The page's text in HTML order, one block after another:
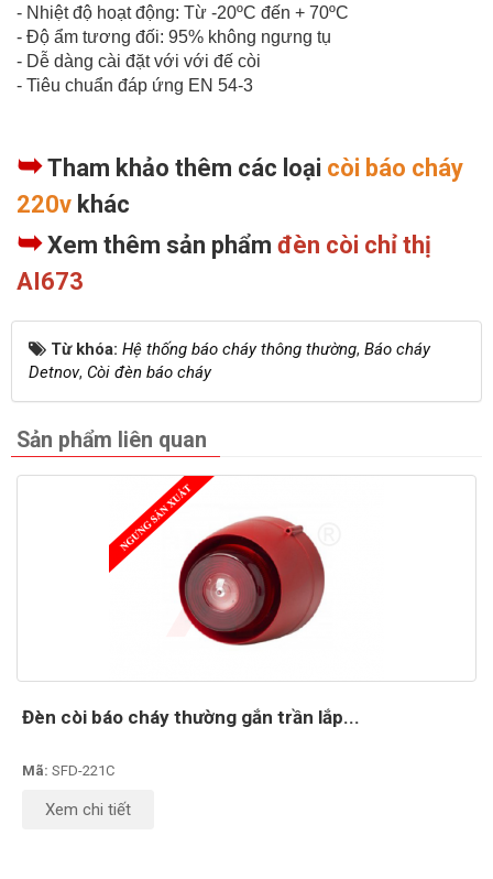
- Nhiệt độ hoạt động: Từ -20ºC đến + 70ºC
- Độ ẩm tương đối: 95% không ngưng tụ
- Dễ dàng cài đặt với với đế còi
- Tiêu chuẩn đáp ứng EN 54-3
➥Tham khảo thêm các loại còi báo cháy
220v khác
➥Xem thêm sản phẩm đèn còi chỉ thị
AI673
Từ khóa: Hệ thống báo cháy thông thường, Báo cháy
Detnov, Còi đèn báo cháy
Sản phẩm liên quan
Đèn còi báo cháy thường gắn trần lắp...
Mã: SFD-221C
Xem chi tiết